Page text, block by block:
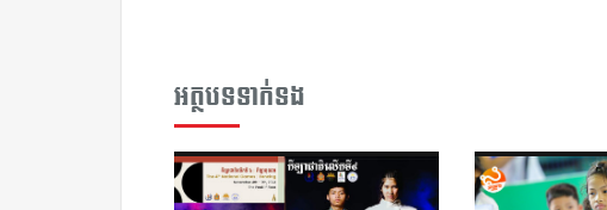
អត្ថបទទាក់ទង